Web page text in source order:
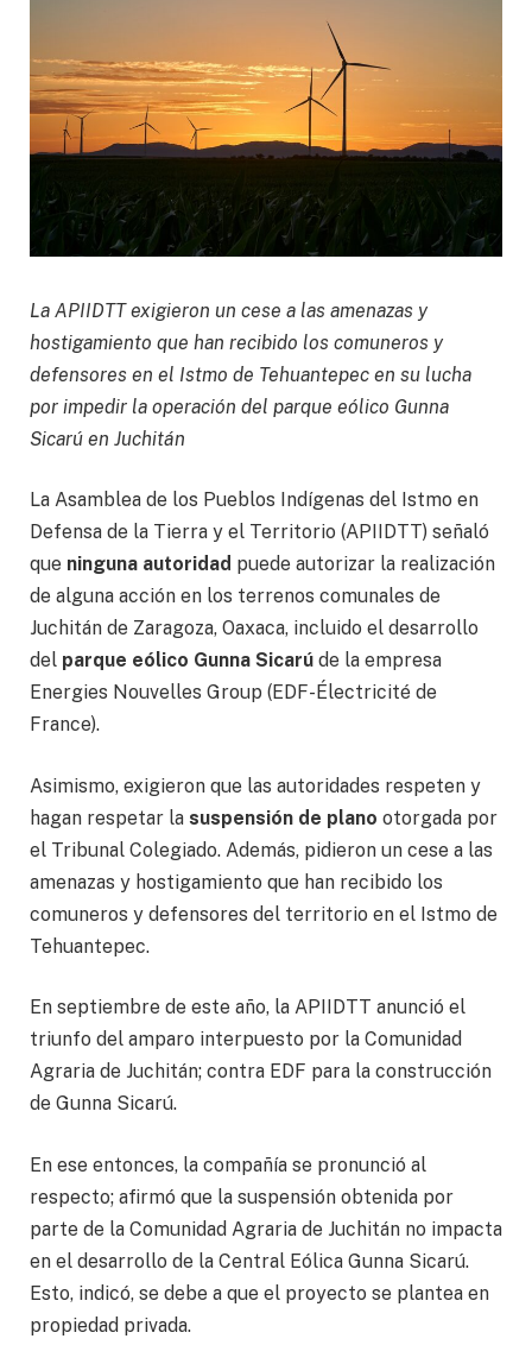
La APIIDTT exigieron un cese a las amenazas y
hostigamiento que han recibido los comuneros y
defensores en el Istmo de Tehuantepec en su lucha
por impedir la operación del parque eólico Gunna
Sicarú en Juchitán
La Asamblea de los Pueblos Indígenas del Istmo en
Defensa de la Tierra y el Territorio (APIIDTT) señaló
que ninguna autoridad puede autorizar la realización
de alguna acción en los terrenos comunales de
Juchitán de Zaragoza, Oaxaca, incluido el desarrollo
del parque eólico Gunna Sicarú de la empresa
Energies Nouvelles Group (EDF-Électricité de
France).
Asimismo, exigieron que las autoridades respeten y
hagan respetar la suspensión de plano otorgada por
el Tribunal Colegiado. Además, pidieron un cese a las
amenazas y hostigamiento que han recibido los
comuneros y defensores del territorio en el Istmo de
Tehuantepec.
En septiembre de este año, la APIIDTT anunció el
triunfo del amparo interpuesto por la Comunidad
Agraria de Juchitán; contra EDF para la construcción
de Gunna Sicarú.
En ese entonces, la compañía se pronunció al
respecto; afirmó que la suspensión obtenida por
parte de la Comunidad Agraria de Juchitán no impacta
en el desarrollo de la Central Eólica Gunna Sicarú.
Esto, indicó, se debe a que el proyecto se plantea en
propiedad privada.